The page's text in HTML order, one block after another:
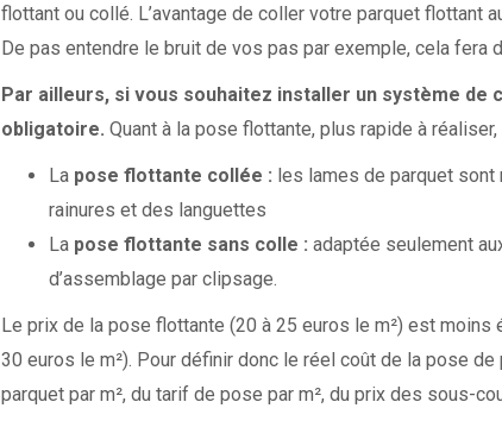
flottant ou collé. L’avantage de coller votre parquet flottant
De pas entendre le bruit de vos pas par exemple, cela fera
Par ailleurs, si vous souhaitez installer un système de
obligatoire. Quant à la pose flottante, plus rapide à
La pose flottante collée : les lames de parquet sont
rainures et des languettes
La pose flottante sans colle : adaptée seulement
d’assemblage par clipsage.
Le prix de la pose flottante (20 à 25 euros le m²) est
30 euros le m²). Pour définir donc le réel coût de la pose
parquet par m², du tarif de pose par m², du prix des sous-